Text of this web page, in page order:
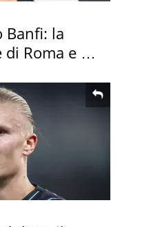
Banfi: la
di Roma e i